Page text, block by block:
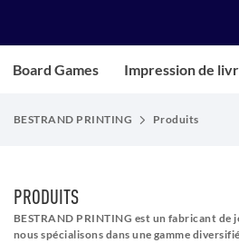
Board Games Impression de
BESTRAND PRINTING Produits
PRODUITS
BESTRAND PRINTING est un fabricant de
nous spécialisons dans une gamme